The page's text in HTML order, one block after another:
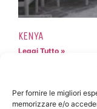
Per fornire le migliori
memorizzare e/o
KENYA
Leggi Tutto »